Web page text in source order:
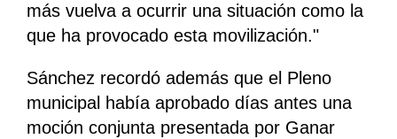
más vuelva a ocurrir una situación como la
que ha provocado esta movilización."
Sánchez recordó además que el Pleno
municipal había aprobado días antes una
moción conjunta presentada por Ganar